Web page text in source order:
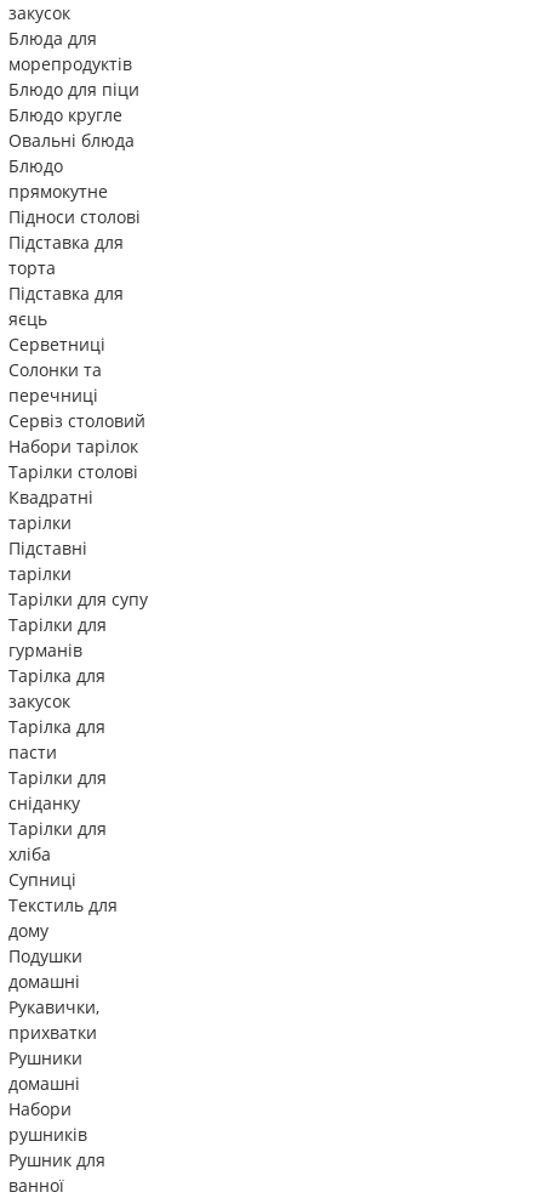
закусок
Блюда для
морепродуктів
Блюдо для піци
Блюдо кругле
Овальні блюда
Блюдо
прямокутне
Підноси столові
Підставка для
торта
Підставка для
яєць
Серветниці
Солонки та
перечниці
Сервіз столовий
Набори тарілок
Тарілки столові
Квадратні
тарілки
Підставні
тарілки
Тарілки для супу
Тарілки для
гурманів
Тарілка для
закусок
Тарілка для
пасти
Тарілки для
сніданку
Тарілки для
хліба
Супниці
Текстиль для
дому
Подушки
домашні
Рукавички,
прихватки
Рушники
домашні
Набори
рушників
Рушник для
ванної